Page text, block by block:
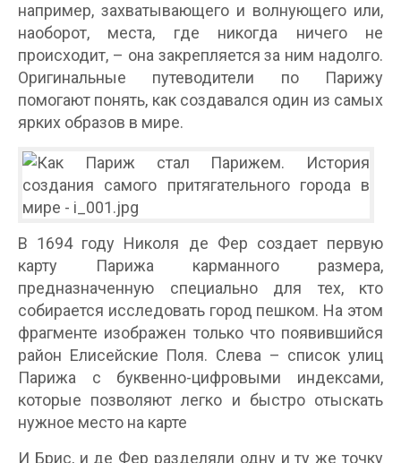
например, захватывающего и волнующего или,
наоборот, места, где никогда ничего не
происходит, – она закрепляется за ним надолго.
Оригинальные путеводители по Парижу
помогают понять, как создавался один из самых
ярких образов в мире.
В 1694 году Николя де Фер создает первую
карту Парижа карманного размера,
предназначенную специально для тех, кто
собирается исследовать город пешком. На этом
фрагменте изображен только что появившийся
район Елисейские Поля. Слева – список улиц
Парижа с буквенно-цифровыми индексами,
которые позволяют легко и быстро отыскать
нужное место на карте
И Брис, и де Фер разделяли одну и ту же точку